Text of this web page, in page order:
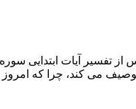
۲۵ اردیبهشت ماه سال ۱۳۵۸ در دانشگاه تهران
می کند، چرا که